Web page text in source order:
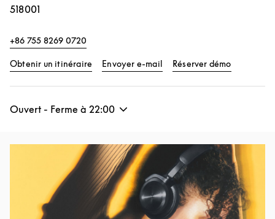
518001
+86 755 8269 0720
Obtenir un itinéraire Link Opens in New Tab
Envoyer e-mail Réserver démo
Ouvert - Ferme à 22:00
Image de l’événement